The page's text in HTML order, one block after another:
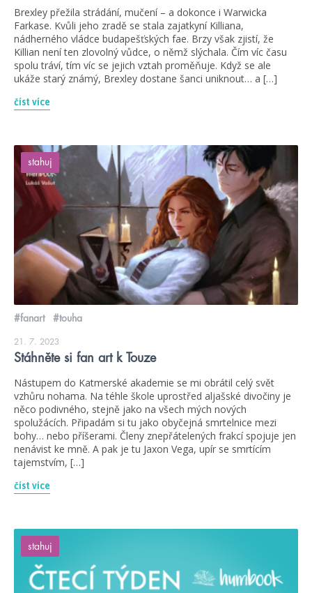
Brexley přežila strádání, mučení – a dokonce i Warwicka
Farkase. Kvůli jeho zradě se stala zajatkyní Killiana,
nádherného vládce budapešťských fae. Brzy však zjistí, že
Killian není ten zlovolný vůdce, o němž slýchala. Čím víc času
spolu tráví, tím víc se jejich vztah proměňuje. Když se ale
ukáže starý známý, Brexley dostane šanci uniknout… a […]
číst více
stahuj
#fanart #touha
21. 7. 2023
Stáhněte si fan art k Touze
Nástupem do Katmerské akademie se mi obrátil celý svět
vzhůru nohama. Na téhle škole uprostřed aljašské divočiny je
něco podivného, stejně jako na všech mých nových
spolužácích. Připadám si tu jako obyčejná smrtelnice mezi
bohy… nebo příšerami. Členy znepřátelených frakcí spojuje jen
nenávist ke mně. A pak je tu Jaxon Vega, upír se smrtícím
tajemstvím, […]
číst více
stahuj